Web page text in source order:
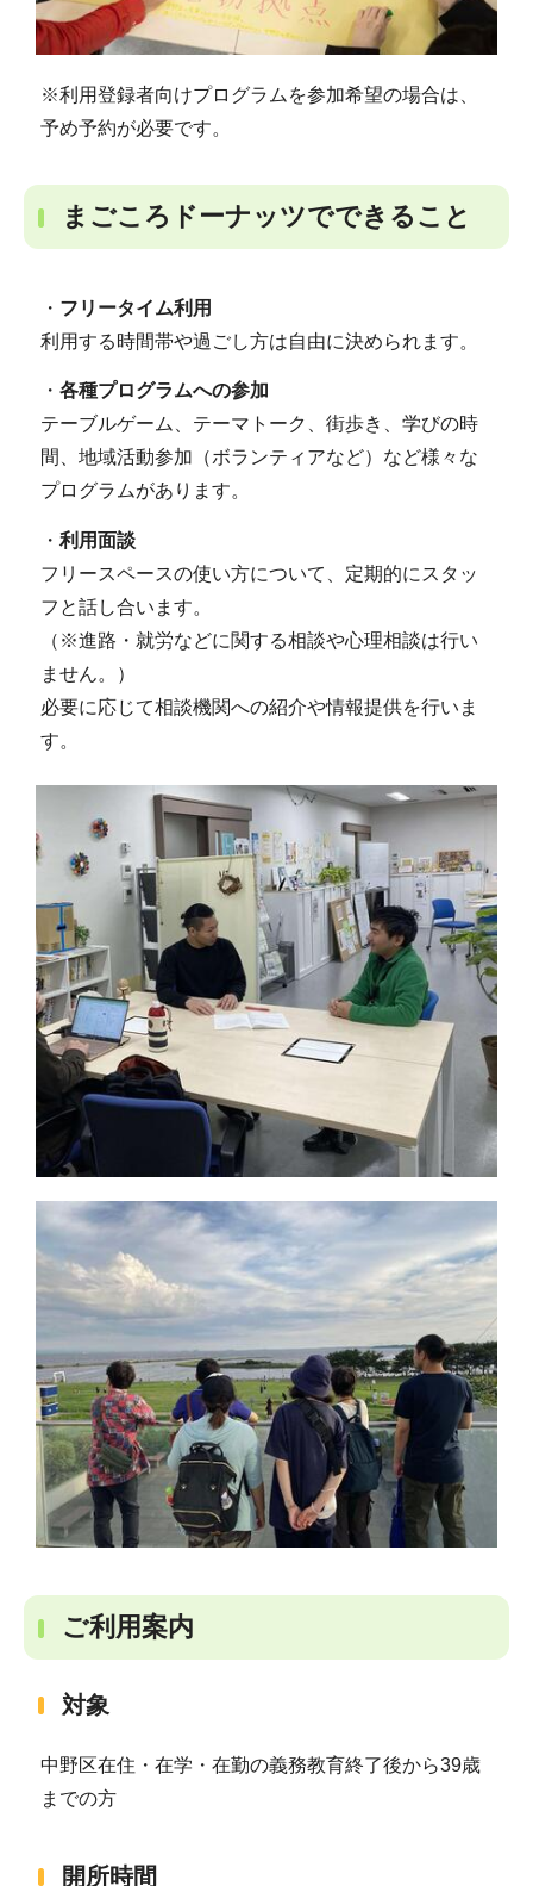
※利用登録者向けプログラムを参加希望の場合は、
予め予約が必要です。
まごころドーナッツでできること
・ フリータイム利用
利用する時間帯や過ごし方は自由に決められます。
・ 各種プログラムへの参加
テーブルゲーム、テーマトーク、街歩き、学びの時
間、地域活動参加（ボランティアなど）など様々な
プログラムがあります。
・ 利用面談
フリースペースの使い方について、定期的にスタッ
フと話し合います。
（※進路・就労などに関する相談や心理相談は行い
ません。）
必要に応じて相談機関への紹介や情報提供を行いま
す。
ご利用案内
対象
中野区在住・在学・在勤の義務教育終了後から39歳
までの方
開所時間